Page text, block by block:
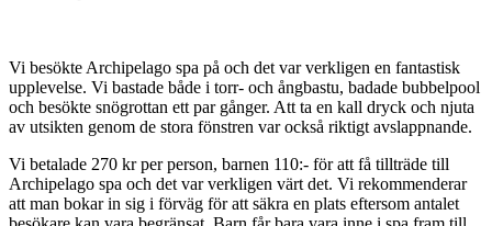
Vi besökte Archipelago spa på och det var verkligen en fantastisk
upplevelse. Vi bastade både i torr- och ångbastu, badade bubbelpool
och besökte snögrottan ett par gånger. Att ta en kall dryck och njuta
av utsikten genom de stora fönstren var också riktigt avslappnande.
Vi betalade 270 kr per person, barnen 110:- för att få tillträde till
Archipelago spa och det var verkligen värt det. Vi rekommenderar
att man bokar in sig i förväg för att säkra en plats eftersom antalet